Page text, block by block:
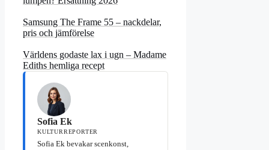
Samsung The Frame 55 – nackdelar,
pris och jämförelse
Världens godaste lax i ugn – Madame
Ediths hemliga recept
Sofia Ek
KULTURREPORTER
Sofia Ek bevakar scenkonst,